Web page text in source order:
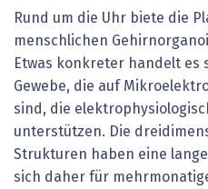
Rund um die Uhr biete die
menschlichen
Etwas konkreter handelt es
Gewebe, die auf
sind, die
unterstützen. Die
Strukturen haben eine
sich daher für